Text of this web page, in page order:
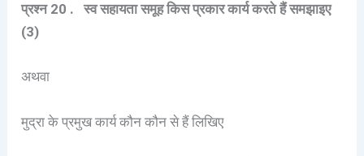
प्रश्न 20 . स्व सहायता समूह किस प्रकार कार्य करते हैं समझाइए
(3)
अथवा
मुद्रा के प्रमुख कार्य कौन कौन से हैं लिखिए